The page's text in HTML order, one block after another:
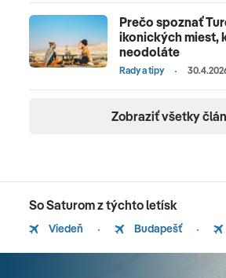
Prečo spoznať
ikonických miest,
neodoláte
Rady a tipy
Zobraziť všetky
So Saturom z týchto letísk
Viedeň Budapešť